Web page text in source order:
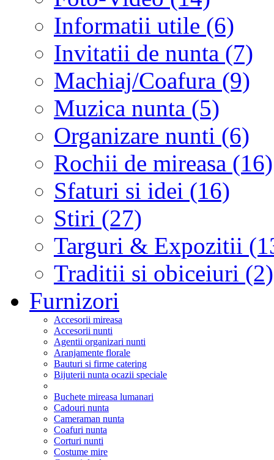
Informatii utile (6)
Invitatii de nunta (7)
Machiaj/Coafura (9)
Muzica nunta (5)
Organizare nunti (6)
Rochii de mireasa (16)
Sfaturi si idei (16)
Stiri (27)
Targuri & Expozitii
Traditii si obiceiuri (2)
Furnizori
Accesorii mireasa
Accesorii nunti
Agentii organizari nunti
Aranjamente florale
Bauturi si firme catering
Bijuterii nunta ocazii speciale
Buchete mireasa lumanari
Cadouri nunta
Cameraman nunta
Coafuri nunta
Corturi nunti
Costume mire